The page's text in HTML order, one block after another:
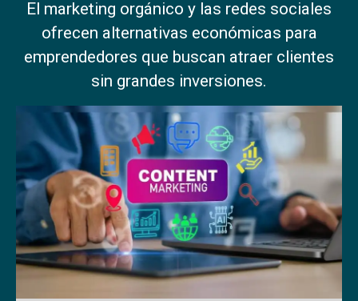
El marketing orgánico y las redes sociales
ofrecen alternativas económicas para
emprendedores que buscan atraer clientes
sin grandes inversiones.